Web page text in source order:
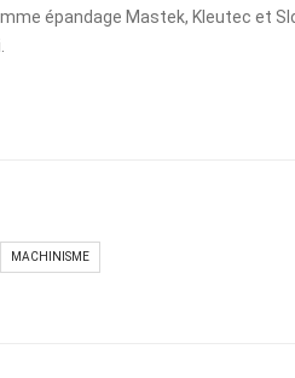
épandage Mastek, Kleutec et
MACHINISME